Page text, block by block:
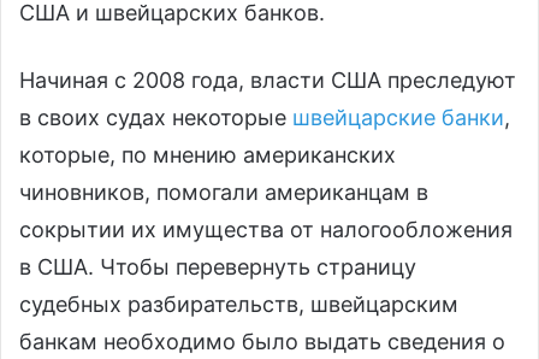
США и швейцарских банков.
Начиная с 2008 года, власти США преследуют
в своих судах некоторые швейцарские банки,
которые, по мнению американских
чиновников, помогали американцам в
сокрытии их имущества от налогообложения
в США. Чтобы перевернуть страницу
судебных разбирательств, швейцарским
банкам необходимо было выдать сведения о